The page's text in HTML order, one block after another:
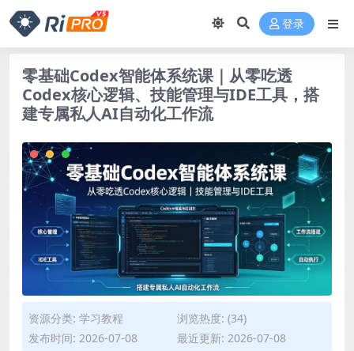
登录
零基础Codex智能体系统课｜从零吃透
Codex核心逻辑、技能管理与IDE工具，搭
建专属私人AI自动化工作流
资源分类: 学习教程
浏览热度: (34)
发布时间: 2026-07-08
最近更新: 2026-07-08